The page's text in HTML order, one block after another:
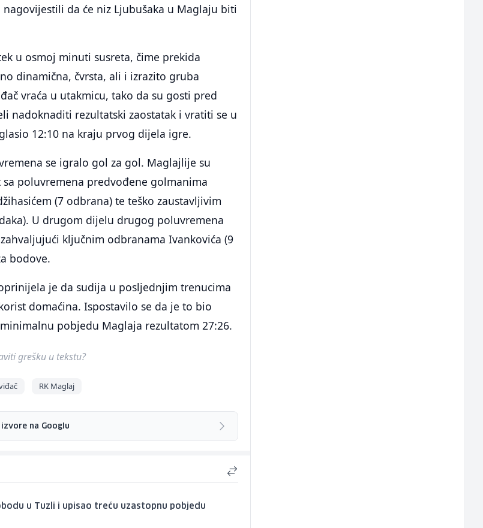
da će niz Ljubušaka u Maglaju biti
u osmoj minuti susreta, čime prekida
dinamična, čvrsta, ali i izrazito gruba
vraća u utakmicu, tako da su gosti pred
nadoknaditi rezultatski zaostatak i vratiti se u
12:10 na kraju prvog dijela igre.
se igralo gol za gol. Maglajlije su
poluvremena predvođene golmanima
(7 odbrana) te teško zaustavljivim
U drugom dijelu drugog poluvremena
ključnim odbranama Ivankovića (9
bodove.
je da sudija u posljednjim trenucima
domaćina. Ispostavilo se da je to bio
pobjedu Maglaja rezultatom 27:26.
grešku u tekstu?
RK Maglaj
na Googlu
u Tuzli i upisao treću uzastopnu pobjedu